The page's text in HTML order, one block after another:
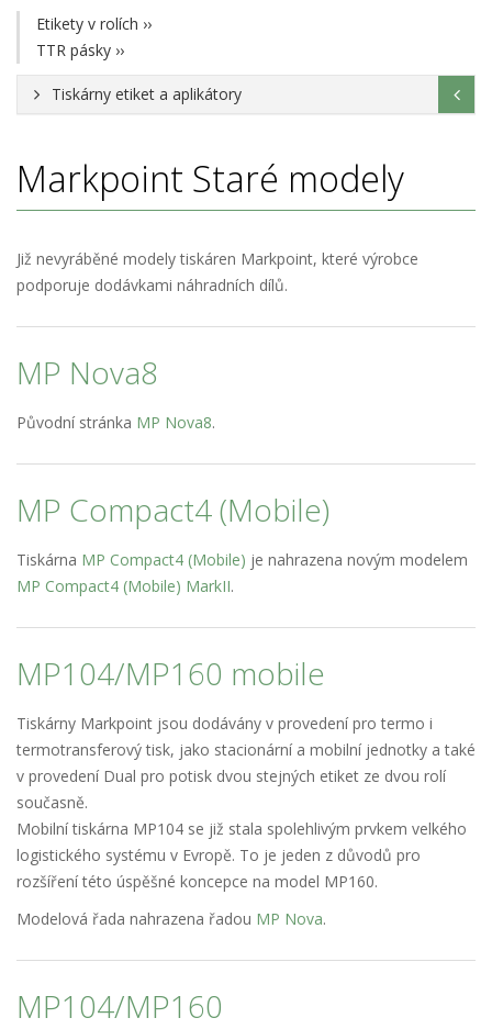
Etikety v rolích ››
TTR pásky ››
Tiskárny etiket a aplikátory
Markpoint Staré modely
Již nevyráběné modely tiskáren Markpoint, které výrobce
podporuje dodávkami náhradních dílů.
MP Nova8
Původní stránka MP Nova8.
MP Compact4 (Mobile)
Tiskárna MP Compact4 (Mobile) je nahrazena novým modelem
MP Compact4 (Mobile) MarkII.
MP104/MP160 mobile
Tiskárny Markpoint jsou dodávány v provedení pro termo i
termotransferový tisk, jako stacionární a mobilní jednotky a také
v provedení Dual pro potisk dvou stejných etiket ze dvou rolí
současně.
Mobilní tiskárna MP104 se již stala spolehlivým prvkem velkého
logistického systému v Evropě. To je jeden z důvodů pro
rozšíření této úspěšné koncepce na model MP160.
Modelová řada nahrazena řadou MP Nova.
MP104/MP160